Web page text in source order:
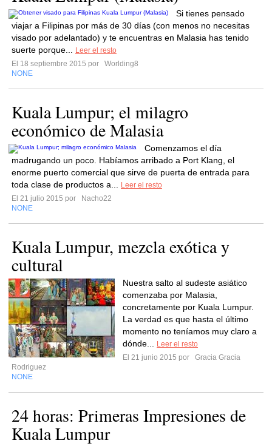
Si tienes pensado
viajar a Filipinas por más de 30 días (con menos no necesitas
visado por adelantado) y te encuentras en Malasia has tenido
suerte porque...
Leer el resto
El 18 septiembre 2015 por
Worlding8
NONE
Kuala Lumpur; el milagro
económico de Malasia
Comenzamos el día
madrugando un poco. Habíamos arribado a Port Klang, el
enorme puerto comercial que sirve de puerta de entrada para
toda clase de productos a...
Leer el resto
El 21 julio 2015 por
Nacho22
NONE
Kuala Lumpur, mezcla exótica y
cultural
Nuestra salto al sudeste asiático
comenzaba por Malasia,
concretamente por Kuala Lumpur.
La verdad es que hasta el último
momento no teníamos muy claro a
dónde...
Leer el resto
El 21 junio 2015 por
Gracia Gracia
Rodriguez
NONE
24 horas: Primeras Impresiones de
Kuala Lumpur